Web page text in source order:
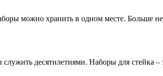
можно хранить в одном месте. Больше
десятилетиями. Наборы для стейка –